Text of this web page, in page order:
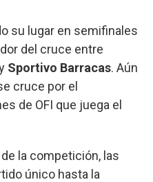
su lugar en semifinales
del cruce entre
Sportivo Barracas. Aún
cruce por el
de OFI que juega el
la competición, las
único hasta la